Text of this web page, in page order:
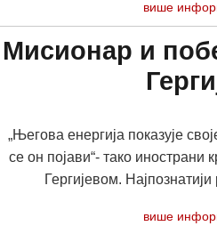
више
Мисионар и
„Његова енергија показује
се он појави“- тако инострани
Гергијевом.
више